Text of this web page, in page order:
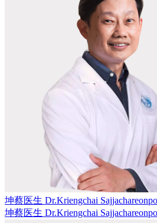
坤蔡医生 Dr.Kriengchai
坤蔡医生 Dr.Kriengchai